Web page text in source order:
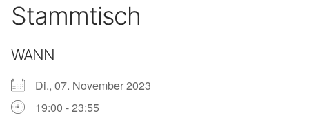
Stammtisch
WANN
Di., 07. November 2023
19:00 - 23:55